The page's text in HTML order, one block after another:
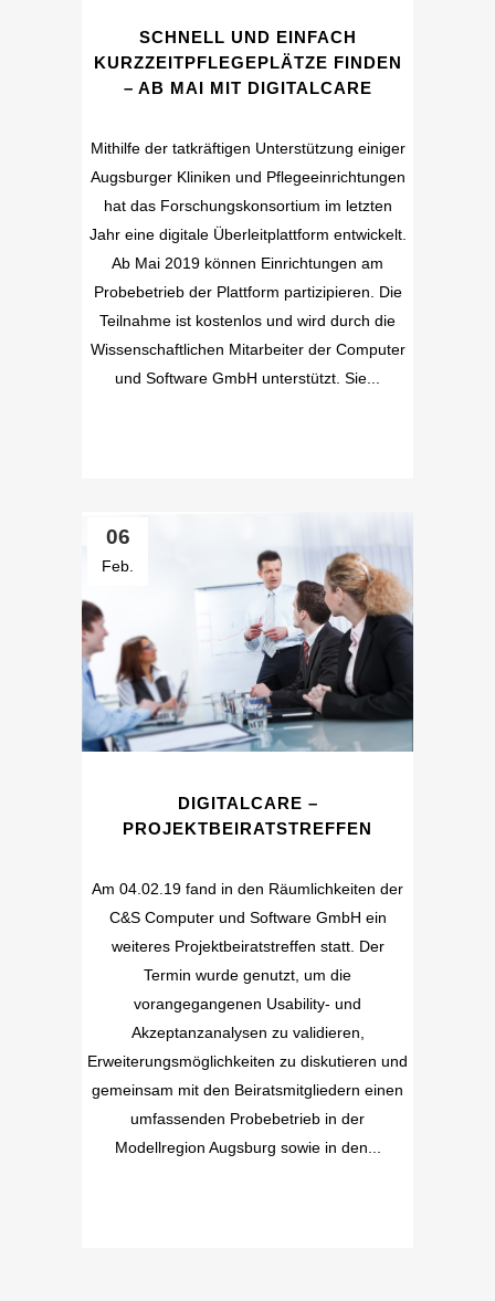
SCHNELL UND EINFACH
KURZZEITPFLEGEPLÄTZE FINDEN
– AB MAI MIT DIGITALCARE
Mithilfe der tatkräftigen Unterstützung einiger
Augsburger Kliniken und Pflegeeinrichtungen
hat das Forschungskonsortium im letzten
Jahr eine digitale Überleitplattform entwickelt.
Ab Mai 2019 können Einrichtungen am
Probebetrieb der Plattform partizipieren. Die
Teilnahme ist kostenlos und wird durch die
Wissenschaftlichen Mitarbeiter der Computer
und Software GmbH unterstützt. Sie...
06
Feb.
DIGITALCARE –
PROJEKTBEIRATSTREFFEN
Am 04.02.19 fand in den Räumlichkeiten der
C&S Computer und Software GmbH ein
weiteres Projektbeiratstreffen statt. Der
Termin wurde genutzt, um die
vorangegangenen Usability- und
Akzeptanzanalysen zu validieren,
Erweiterungsmöglichkeiten zu diskutieren und
gemeinsam mit den Beiratsmitgliedern einen
umfassenden Probebetrieb in der
Modellregion Augsburg sowie in den...